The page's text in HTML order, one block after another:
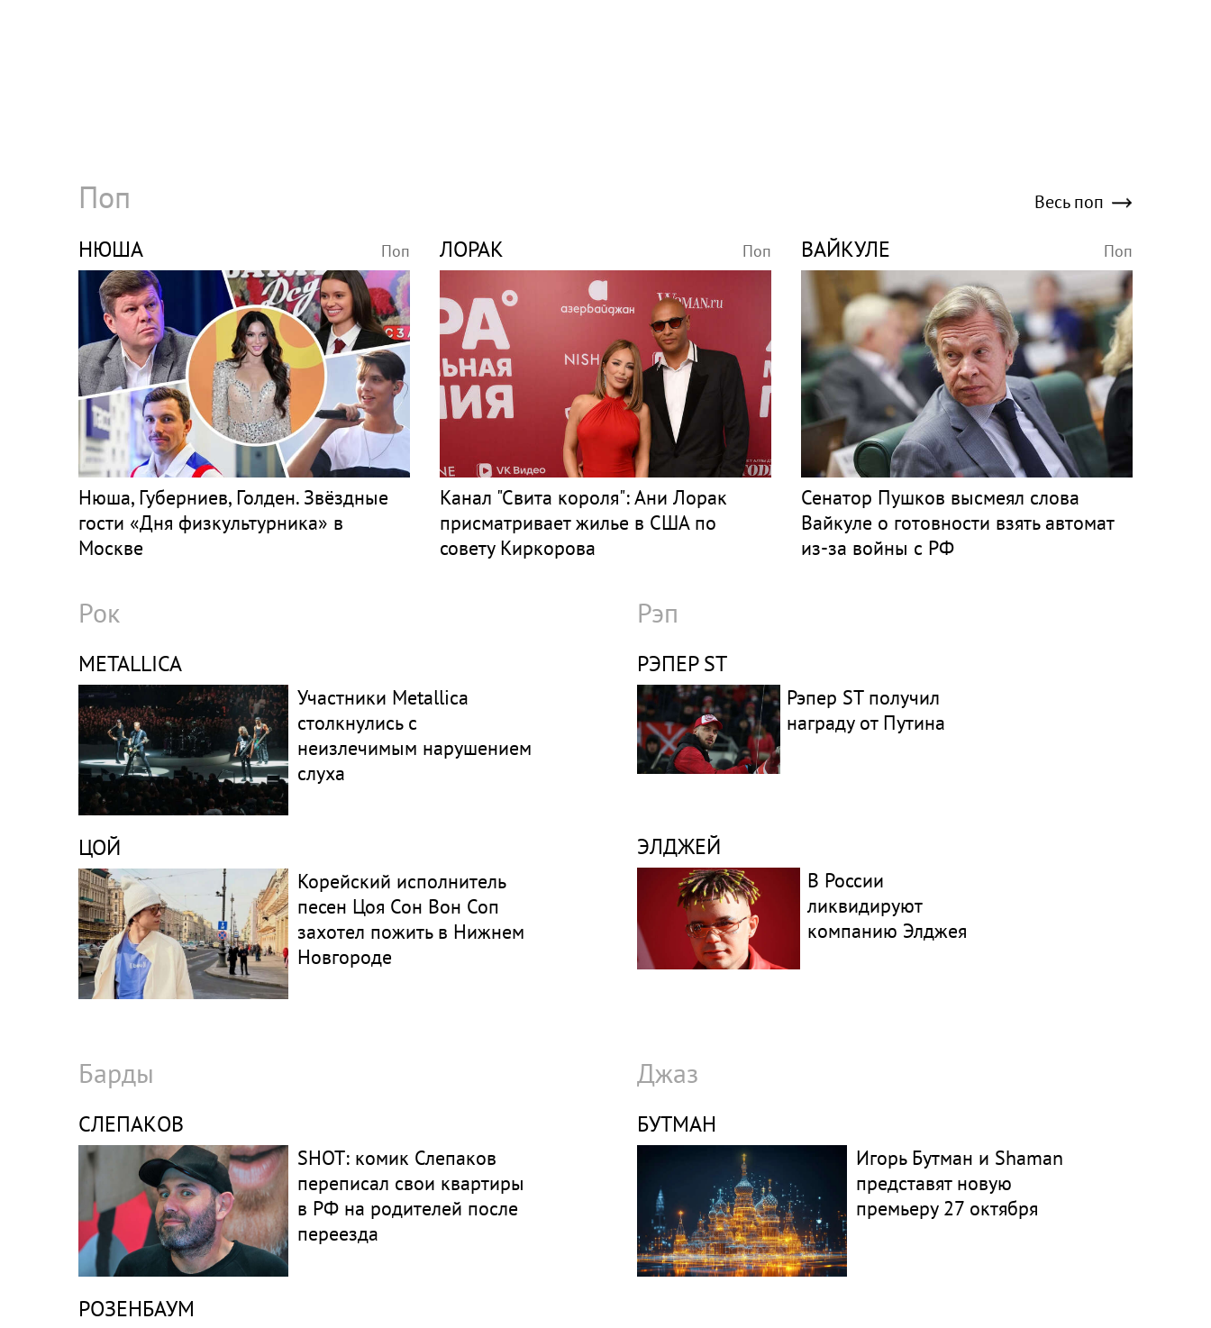
Поп Весь поп
НЮША Поп
Нюша, Губерниев, Голден. Звёздные
гости «Дня физкультурника» в
Москве
ЛОРАК Поп
Канал "Свита короля": Ани Лорак
присматривает жилье в США по
совету Киркорова
ВАЙКУЛЕ Поп
Сенатор Пушков высмеял слова
Вайкуле о готовности взять автомат
из-за войны с РФ
Рок
METALLICA
Участники Metallica
столкнулись с
неизлечимым нарушением
слуха
ЦОЙ
Корейский исполнитель
песен Цоя Сон Вон Соп
захотел пожить в Нижнем
Новгороде
Рэп
РЭПЕР ST
Рэпер ST получил
награду от Путина
ЭЛДЖЕЙ
В России
ликвидируют
компанию Элджея
Барды
СЛЕПАКОВ
SHOT: комик Слепаков
переписал свои квартиры
в РФ на родителей после
переезда
РОЗЕНБАУМ
Джаз
БУТМАН
Игорь Бутман и Shaman
представят новую
премьеру 27 октября